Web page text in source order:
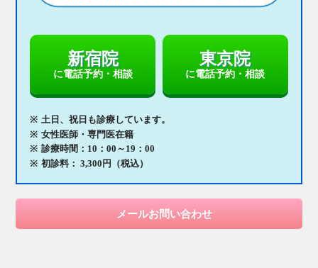
新宿院
に電話予約・相談
東京院
に電話予約・相談
土日、祝日も診療しています。
女性医師・専門医在籍
診療時間：10：00～19：00
初診料： 3,300円（税込）
メールお問い合わせ